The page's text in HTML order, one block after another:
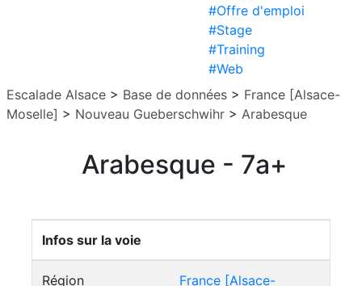
#Offre d'emploi
#Stage
#Training
#Web
Escalade Alsace > Base de données > France [Alsace-
Moselle] > Nouveau Gueberschwihr > Arabesque
Arabesque - 7a+
Infos sur la voie
Région
France [Alsace-